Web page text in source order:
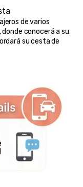
de varios
conocerá a su
su cesta de